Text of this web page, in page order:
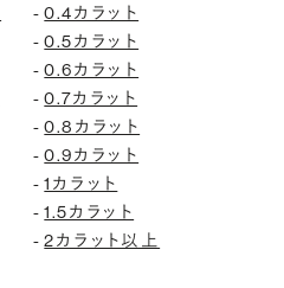
-0.4カラット
-0.5カラット
-0.6カラット
-0.7カラット
-0.8カラット
-0.9カラット
-1カラット
-1.5カラット
-2カラット以上